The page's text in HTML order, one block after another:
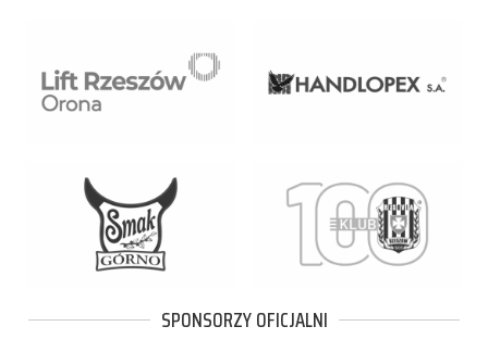
SPONSORZY OFICJALNI